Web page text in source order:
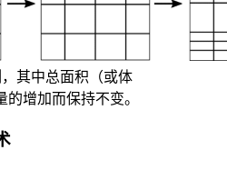
其中总面积（或体
增加而保持不变。